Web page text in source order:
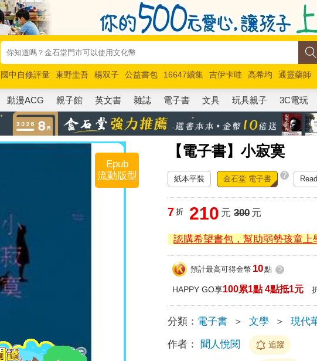
國中自修評量 東野圭吾 楊双子 公益書包 16647續集 吉伊卡哇 高希均
通靈藥師
唯紅花綻放
奧德賽 路邊攤新作 馬斯克 玩具總動員5 超慢跑
動漫ACG 親子館 英文書 雜誌 電子書 文具 玩具親子 3C電玩
【電子書】小寂寞
Epub
流動版型
紙本平裝 金石堂 電子書 ?
7 折 210 元 300元
認購希望書包，幫助弱勢孩童上
預計最高可得金幣 10點 ?
HAPPY GO享100累1點 4點抵1元
分類： 電子書 ＞ 文學 ＞ 現代
作者： 聞人悅閱 追蹤